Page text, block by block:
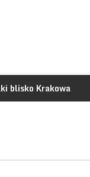
blisko Krakowa